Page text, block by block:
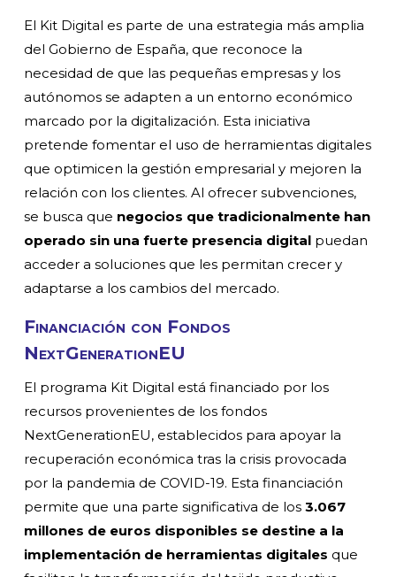
El Kit Digital es parte de una estrategia más amplia
del Gobierno de España, que reconoce la
necesidad de que las pequeñas empresas y los
autónomos se adapten a un entorno económico
marcado por la digitalización. Esta iniciativa
pretende fomentar el uso de herramientas digitales
que optimicen la gestión empresarial y mejoren la
relación con los clientes. Al ofrecer subvenciones,
se busca que negocios que tradicionalmente han
operado sin una fuerte presencia digital puedan
acceder a soluciones que les permitan crecer y
adaptarse a los cambios del mercado.
Financiación con Fondos
NextGenerationEU
El programa Kit Digital está financiado por los
recursos provenientes de los fondos
NextGenerationEU, establecidos para apoyar la
recuperación económica tras la crisis provocada
por la pandemia de COVID-19. Esta financiación
permite que una parte significativa de los3.067
millones de euros disponibles se destine a la
implementación de herramientas digitales que